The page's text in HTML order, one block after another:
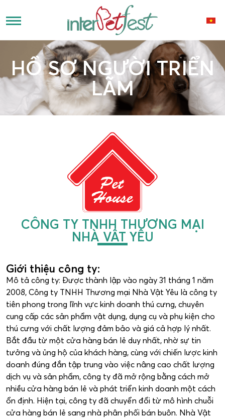
HỒ SƠ NGƯỜI TRIỂN
LÃM
CÔNG TY TNHH THƯƠNG MẠI
NHÀ VẬT YÊU
Giới thiệu công ty:
Mô tả công ty: Được thành lập vào ngày 31 tháng 1 năm
2008, Công ty TNHH Thương mại Nhà Vật Yêu là công ty
tiên phong trong lĩnh vực kinh doanh thú cưng, chuyên
cung cấp các sản phẩm vật dụng, dụng cụ và phụ kiện cho
thú cưng với chất lượng đảm bảo và giá cả hợp lý nhất.
Bắt đầu từ một cửa hàng bán lẻ duy nhất, nhờ sự tin
tưởng và ủng hộ của khách hàng, cùng với chiến lược kinh
doanh đúng đắn tập trung vào việc nâng cao chất lượng
dịch vụ và sản phẩm, công ty đã mở rộng bằng cách mở
nhiều cửa hàng bán lẻ và phát triển kinh doanh một cách
ổn định. Hiện tại, công ty đã chuyển đổi từ mô hình chuỗi
cửa hàng bán lẻ sang nhà phân phối bán buôn. Nhà Vật